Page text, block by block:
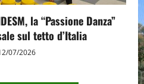
la “Passione Danza”
sul tetto d’Italia
07/2026